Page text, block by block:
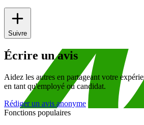
Suivre
Écrire un avis
Aidez les autres en partageant votre
en tant qu'employé ou candidat.
Rédiger un avis anonyme
Fonctions populaires